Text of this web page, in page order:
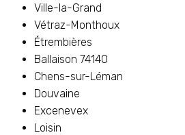
Ville-la-Grand
Vétraz-Monthoux
Étrembières
Ballaison 74140
Chens-sur-Léman
Douvaine
Excenevex
Loisin